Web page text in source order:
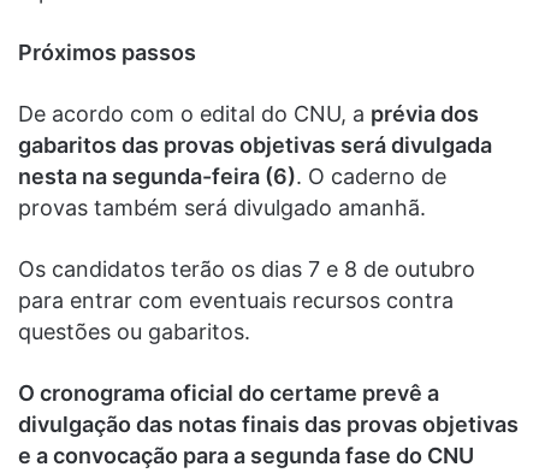
Próximos passos
De acordo com o edital do CNU, a prévia dos
gabaritos das provas objetivas será divulgada
nesta na segunda-feira (6). O caderno de
provas também será divulgado amanhã.
Os candidatos terão os dias 7 e 8 de outubro
para entrar com eventuais recursos contra
questões ou gabaritos.
O cronograma oficial do certame prevê a
divulgação das notas finais das provas objetivas
e a convocação para a segunda fase do CNU